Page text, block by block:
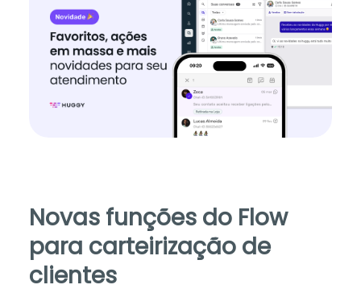
Novas funções do Flow
para carteirização de
clientes